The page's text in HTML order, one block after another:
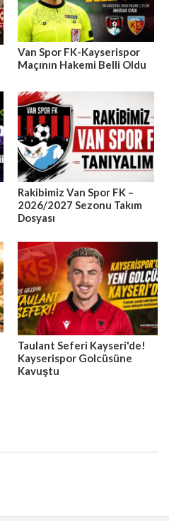
Van Spor FK-Kayserispor
Maçının Hakemi Belli Oldu
Rakibimiz Van Spor FK –
2026/2027 Sezonu Takım
Dosyası
Taulant Seferi Kayseri'de!
Kayserispor Golcüsüne
Kavuştu